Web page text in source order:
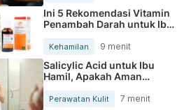
Ini 5 Rekomendasi Vitamin
Penambah Darah untuk Ibu
Kehamilan 9 menit
Salicylic Acid untuk Ibu
Hamil, Apakah Aman
Digunakan?
Perawatan Kulit 7 menit